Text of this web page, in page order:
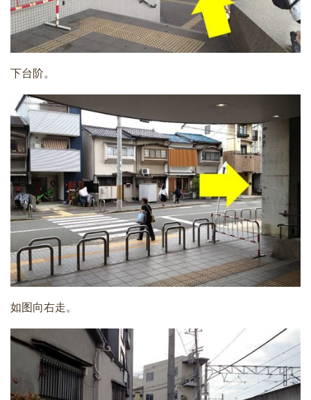
下台阶。
如图向右走。